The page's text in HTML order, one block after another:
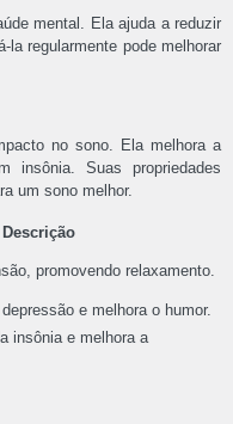
mental. Ela ajuda a reduzir
la regularmente pode melhorar
no sono. Ela melhora a
insônia. Suas propriedades
um sono melhor.
Descrição
promovendo relaxamento.
e melhora o humor.
insônia e melhora a